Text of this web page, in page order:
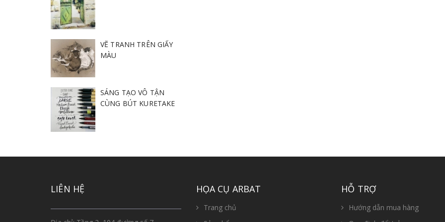
VẼ TRANH TRÊN GIẤY
MÀU
SÁNG TẠO VÔ TẬN
CÙNG BÚT KURETAKE
LIÊN HỆ HỌA CỤ ARBAT
Trang chủ
HỖ TRỢ
Hướng dẫn mua hàng